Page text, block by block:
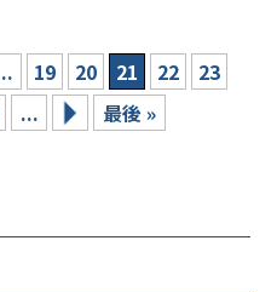
19 20 21 22
23
... 最後 »